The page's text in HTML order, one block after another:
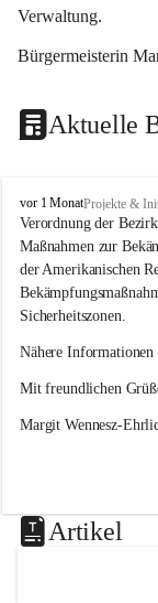
Verwaltung.
Bürgermeisterin
Aktuelle
O
s
l
i
p
vor 1 MonatProjekte &
Verordnung der
Maßnahmen zur
der Amerikanischen
Sicherheitszonen.
Nähere Informationen
Mit freundlichen
Margit Wennesz-
Artikel